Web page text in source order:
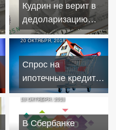
Кудрин не верит в
дедоларизацию
отечественной
экономики в
ближайшие 20 лет
20 ОКТЯБРЯ, 2018
Cпрос на
ипотечные кредиты
продолжает ставить
рекорды
18 ОКТЯБРЯ, 2018
В Сбербанке